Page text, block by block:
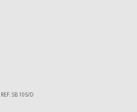
SB 105/D